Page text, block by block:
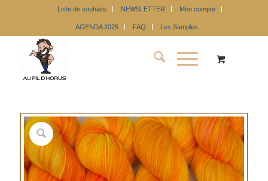
Liste de souhaits NEWSLETTER Mon compte
AGENDA 2025 FAQ Les Samples